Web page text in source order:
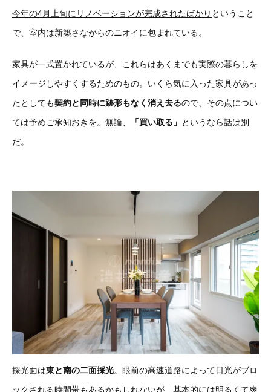
今年の4月上旬にリノベーションが完成されたばかり ということ
で、室内は新築さながらのニオイに包まれている。
家具が一式置かれているが、これらはあくまでも実際の暮らしを
イメージしやすくするためのもの。いくら気に入った家具があっ
たとしても契約と同時に跡形もなく消え去るので、その点につい
ては予めご承知おきを。無論、
「買い取る」 というなら話は別
だ。
採光面は東と南の二面採光。眼前の高速道路によって日光がブロ
ックされる時間帯もあるかもしれないが、基本的には明るくて爽